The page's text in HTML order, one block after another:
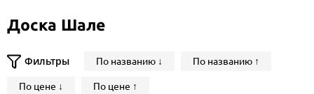
Доска Шале
Фильтры По названию ↓ По названию ↑
По цене ↓ По цене ↑